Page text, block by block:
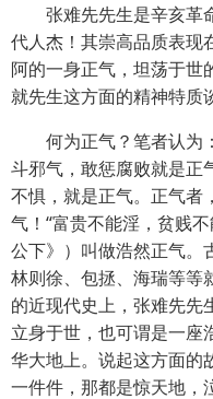
张难先先生是辛亥革
代人杰！其崇高品质表现
阿的一身正气，坦荡于世
就先生这方面的精神特质
何为正气？笔者认为
斗邪气，敢惩腐败就是正
不惧，就是正气。正气者
气！“富贵不能淫，贫贱
公下》）叫做浩然正气。
林则徐、包拯、海瑞等等
的近现代史上，张难先先
立身于世，也可谓是一座
华大地上。说起这方面的
一件件，那都是惊天地，